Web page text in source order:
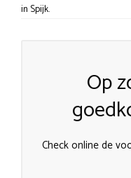
in Spijk.
Op
Check online de